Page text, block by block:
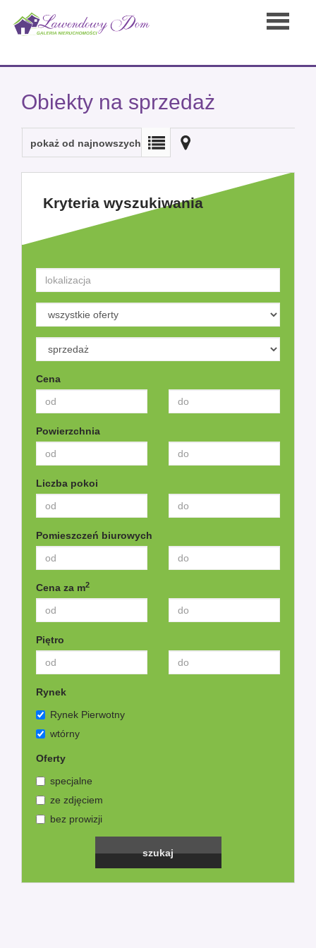
główna
Obiekty na sprzedaż
pokaż od najnowszych
Kryteria wyszukiwania
Cena
Powierzchnia
Liczba pokoi
Pomieszczeń biurowych
Cena za m2
Piętro
Rynek
Rynek Pierwotny
wtórny
Oferty
specjalne
ze zdjęciem
bez prowizji